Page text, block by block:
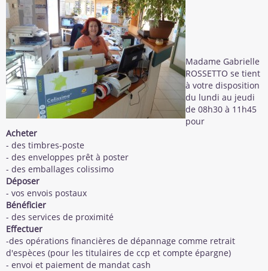
Madame Gabrielle
ROSSETTO se tient
à votre disposition
du lundi au jeudi
de 08h30 à 11h45
pour
Acheter
- des timbres-poste
- des enveloppes prêt à poster
- des emballages colissimo
Déposer
- vos envois postaux
Bénéficier
- des services de proximité
Effectuer
-des opérations financières de dépannage comme retrait
d'espèces (pour les titulaires de ccp et compte épargne)
- envoi et paiement de mandat cash